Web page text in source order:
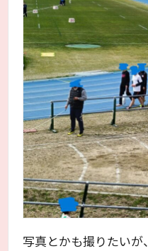
写真とかも撮りたいが、